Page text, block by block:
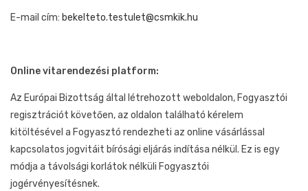
E-mail cím: bekelteto.testulet@csmkik.hu
Online vitarendezési platform:
Az Európai Bizottság által létrehozott weboldalon, Fogyasztói
regisztrációt követően, az oldalon található kérelem
kitöltésével a Fogyasztó rendezheti az online vásárlással
kapcsolatos jogvitáit bírósági eljárás indítása nélkül. Ez is egy
módja a távolsági korlátok nélküli Fogyasztói
jogérvényesítésnek.